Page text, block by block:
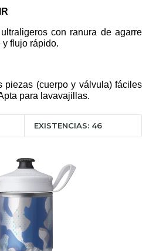
con ranura de agarre
y flujo rápido.
piezas (cuerpo y válvula) fáciles
para lavavajillas.
EXISTENCIAS: 46